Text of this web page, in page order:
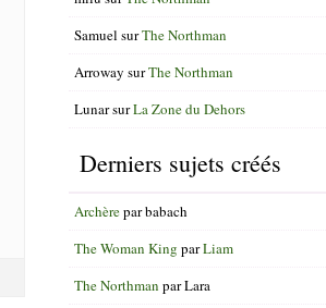
Samuel surThe Northman
Arroway surThe Northman
LunarsurLa Zone du Dehors
Derniers sujets créés
Archèreparbabach
The Woman King parLiam
The Northman parLara